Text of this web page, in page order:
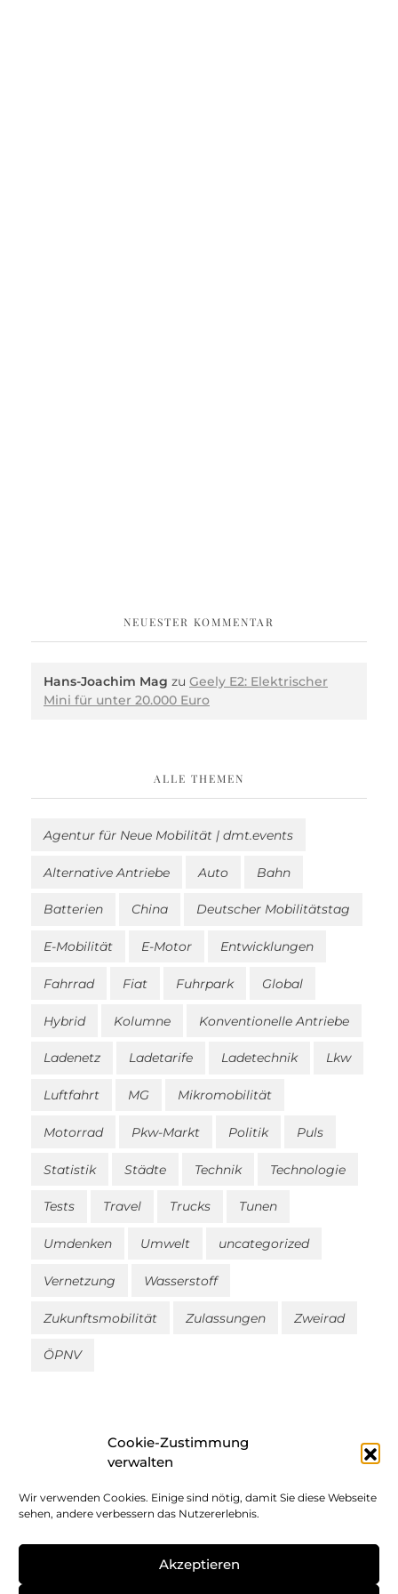
Cookie-Zustimmung
verwalten
Wir verwenden Cookies. Einige sind nötig, damit Sie diese Webseite
sehen, andere verbessern das Nutzererlebnis.
Akzeptieren
NEUESTER KOMMENTAR
Hans-Joachim Mag zu Geely E2: Elektrischer
Mini für unter 20.000 Euro
ALLE THEMEN
Agentur für Neue Mobilität | dmt.events
Alternative Antriebe Auto Bahn
Batterien China Deutscher Mobilitätstag
E-Mobilität E-Motor Entwicklungen
Fahrrad Fiat Fuhrpark Global
Hybrid Kolumne Konventionelle Antriebe
Ladenetz Ladetarife Ladetechnik Lkw
Luftfahrt MG Mikromobilität
Motorrad Pkw-Markt Politik Puls
Statistik Städte Technik Technologie
Tests Travel Trucks Tunen
Umdenken Umwelt uncategorized
Vernetzung Wasserstoff
Zukunftsmobilität Zulassungen Zweirad
ÖPNV
Impressum
Datenschutz